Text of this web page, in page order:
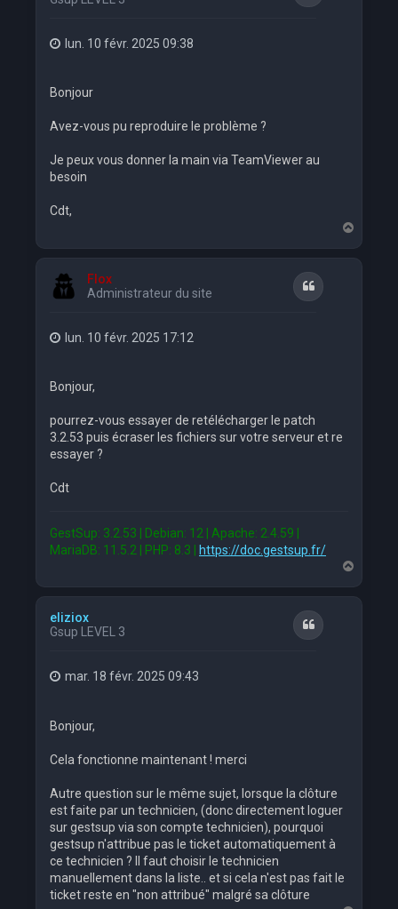
lun. 10 févr. 2025 09:38
Bonjour
Avez-vous pu reproduire le problème ?
Je peux vous donner la main via TeamViewer au
besoin
Cdt,
a
Flox
Administrateur du site
Citation
lun. 10 févr. 2025 17:12
Bonjour,
pourrez-vous essayer de retélécharger le patch
3.2.53 puis écraser les fichiers sur votre serveur et re
essayer ?
Cdt
GestSup: 3.2.53 | Debian: 12 | Apache: 2.4.59 |
MariaDB: 11.5.2 | PHP: 8.3 |
https://doc.gestsup.fr/
a
u
eliziox
Gsup LEVEL 3
Citation
mar. 18 févr. 2025 09:43
Bonjour,
Cela fonctionne maintenant ! merci
Autre question sur le même sujet, lorsque la clôture
est faite par un technicien, (donc directement loguer
sur gestsup via son compte technicien), pourquoi
gestsup n'attribue pas le ticket automatiquement à
ce technicien ? Il faut choisir le technicien
manuellement dans la liste.. et si cela n'est pas fait le
ticket reste en "non attribué" malgré sa clôture